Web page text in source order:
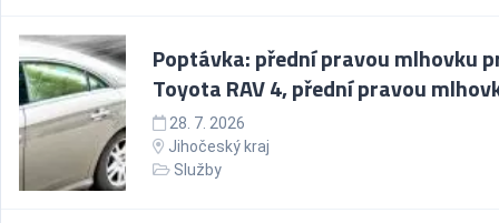
Poptávka: přední pravou mlhovku
Toyota RAV 4, přední pravou
28. 7. 2026
Jihočeský kraj
Služby